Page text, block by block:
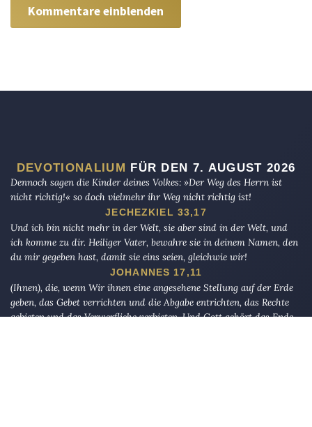
Kommentare einblenden
DEVOTIONALIUM FÜR DEN 7. AUGUST 2026
Dennoch sagen die Kinder deines Volkes: »Der Weg des Herrn ist
nicht richtig!« so doch vielmehr ihr Weg nicht richtig ist!
JECHEZKIEL 33,17
Und ich bin nicht mehr in der Welt, sie aber sind in der Welt, und
ich komme zu dir. Heiliger Vater, bewahre sie in deinem Namen, den
du mir gegeben hast, damit sie eins seien, gleichwie wir!
JOHANNES 17,11
(Ihnen), die, wenn Wir ihnen eine angesehene Stellung auf der Erde
geben, das Gebet verrichten und die Abgabe entrichten, das Rechte
gebieten und das Verwerfliche verbieten. Und Gott gehört das Ende